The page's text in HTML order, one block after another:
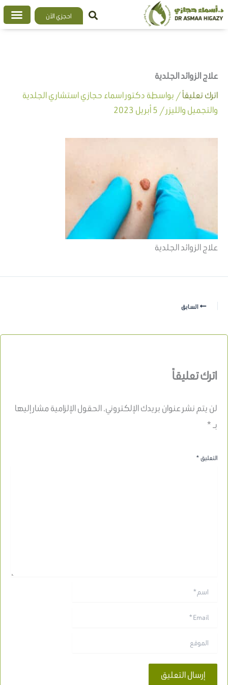
تخطي
إلى
احجزي الآن
علاج الزوائد الجلدية
اترك تعليقاً/ بواسطة دكتور اسماء حجازي استشاري الجلدية
والتجميل والليزر/ 5 أبريل 2023
علاج الزوائد الجلدية
السابق
اترك تعليقاً
لن يتم نشر عنوان بريدك الإلكتروني.الحقول الإلزامية مشار إليها
بـ*
التعليق*